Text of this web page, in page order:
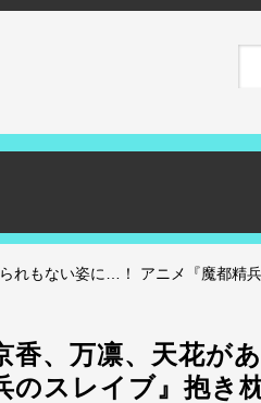
れもない姿に…！ アニメ『魔都精
香、万凛、天花が
のスレイブ』抱き